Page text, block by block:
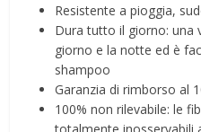
Resistente a pioggia,
Dura tutto il giorno: una
giorno e la notte ed è
shampoo
Garanzia di rimborso al
100% non rilevabile: le
totalmente inosservabili